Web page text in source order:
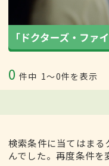
0 件中 1〜0件を表示
検索条件に当てはま
んでした。再度条件を